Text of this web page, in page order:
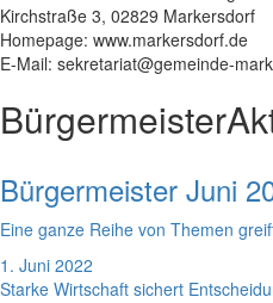
Kirchstraße 3, 02829 Markersdorf
Homepage: www.markersdorf.de
E-Mail: sekretariat@gemeinde-
Bürgermeister
Bürgermeister Juni
Eine ganze Reihe von Themen
1. Juni 2022
Starke Wirtschaft sichert